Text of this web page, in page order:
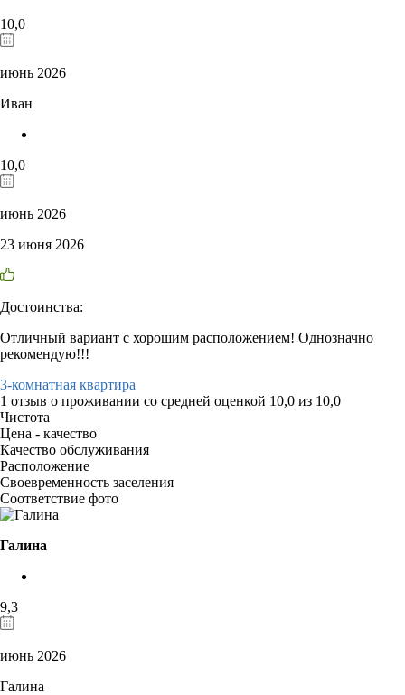
10,0
июнь 2026
Иван
10,0
июнь 2026
23 июня 2026
Достоинства:
Отличный вариант с хорошим расположением! Однозначно
рекомендую!!!
3-комнатная квартира
1 отзыв о проживании со средней оценкой 10,0 из 10,0
Чистота
Цена - качество
Качество обслуживания
Расположение
Своевременность заселения
Соответствие фото
Галина
9,3
июнь 2026
Галина